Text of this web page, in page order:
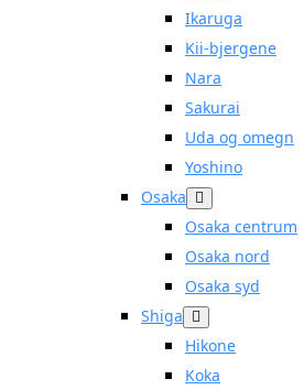
Ikaruga
Kii-bjergene
Nara
Sakurai
Uda og omegn
Yoshino
Osaka
Osaka centrum
Osaka nord
Osaka syd
Shiga
Hikone
Koka